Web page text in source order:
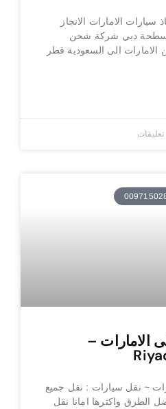
الامارات الانجاز
سطحة دبي شركة شحن
الامارات الى السعودية قطر
تعليقات
الامارات –
~ نقل سيارات : نقل جميع
الطرق واكثرها امانا نقل